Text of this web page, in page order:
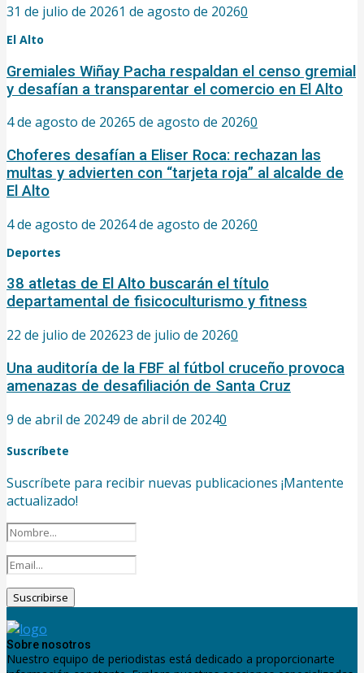
31 de julio de 20261 de agosto de 20260
El Alto
Gremiales Wiñay Pacha respaldan el censo gremial
y desafían a transparentar el comercio en El Alto
4 de agosto de 20265 de agosto de 20260
Choferes desafían a Eliser Roca: rechazan las
multas y advierten con “tarjeta roja” al alcalde de
El Alto
4 de agosto de 20264 de agosto de 20260
Deportes
38 atletas de El Alto buscarán el título
departamental de fisicoculturismo y fitness
22 de julio de 202623 de julio de 20260
Una auditoría de la FBF al fútbol cruceño provoca
amenazas de desafiliación de Santa Cruz
9 de abril de 20249 de abril de 20240
Suscríbete
Suscríbete para recibir nuevas publicaciones ¡Mantente
actualizado!
Sobre nosotros
Nuestro equipo de periodistas está dedicado a proporcionarte